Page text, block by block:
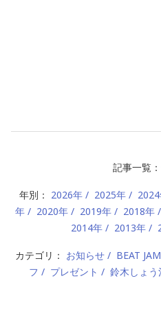
記事一覧：
年別： 2026年 2025年
年
2020年 2019年 2018年
2014年
2013年
カテゴリ： お知らせ BEAT
フ
プレゼント 鈴木しょう